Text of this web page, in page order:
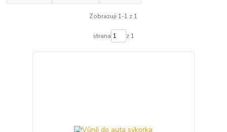
Zobrazuji 1-1 z 1
strana z 1